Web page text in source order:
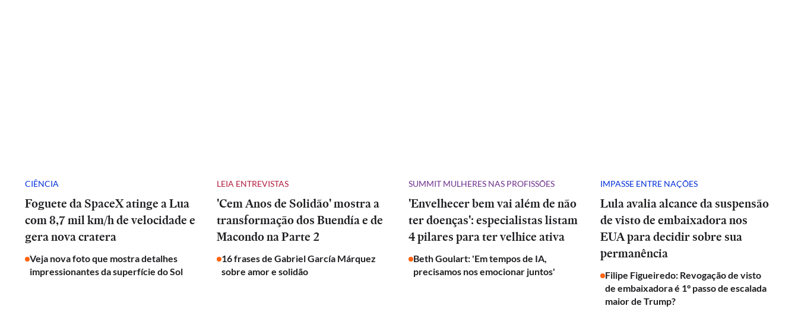
CIÊNCIA
Foguete da SpaceX atinge a Lua
com 8,7 mil km/h de velocidade e
gera nova cratera
Veja nova foto que mostra detalhes
impressionantes da superfície do Sol
LEIA ENTREVISTAS
'Cem Anos de Solidão' mostra a
transformação dos Buendía e de
Macondo na Parte 2
16 frases de Gabriel García Márquez
sobre amor e solidão
SUMMIT MULHERES NAS PROFISSÕES
'Envelhecer bem vai além de não
ter doenças': especialistas listam
4 pilares para ter velhice ativa
Beth Goulart: 'Em tempos de IA,
precisamos nos emocionar juntos'
IMPASSE ENTRE NAÇÕES
Lula avalia alcance da suspensão
de visto de embaixadora nos
EUA para decidir sobre sua
permanência
Filipe Figueiredo: Revogação de visto
de embaixadora é 1° passo de escalada
maior de Trump?